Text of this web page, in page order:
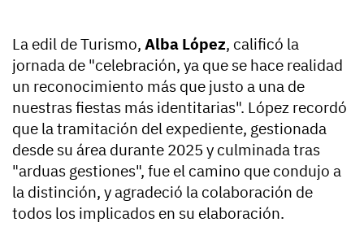
La edil de Turismo, Alba López, calificó la
jornada de "celebración, ya que se hace realidad
un reconocimiento más que justo a una de
nuestras fiestas más identitarias". López recordó
que la tramitación del expediente, gestionada
desde su área durante 2025 y culminada tras
"arduas gestiones", fue el camino que condujo a
la distinción, y agradeció la colaboración de
todos los implicados en su elaboración.